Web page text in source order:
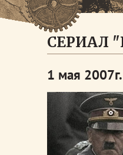
СЕРИАЛ
1 мая 2007г.